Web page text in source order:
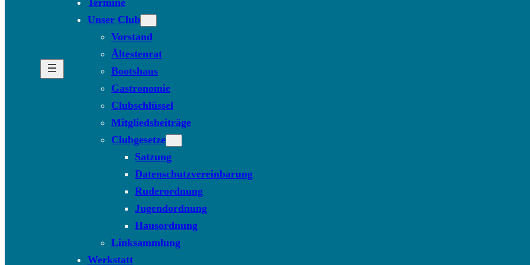
Unser Club
Vorstand
Ältestenrat
Bootshaus
Gastronomie
Clubschlüssel
Mitgliedsbeiträge
Clubgesetze
Satzung
Datenschutzvereinbarung
Ruderordnung
Jugendordnung
Hausordnung
Linksammlung
Werkstatt